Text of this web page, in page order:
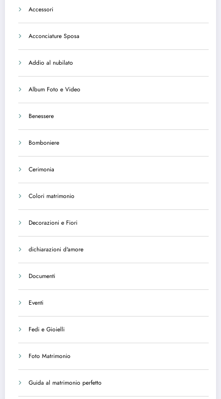
Accessori
Acconciature Sposa
Addio al nubilato
Album Foto e Video
Benessere
Bomboniere
Cerimonia
Colori matrimonio
Decorazioni e Fiori
dichiarazioni d'amore
Documenti
Eventi
Fedi e Gioielli
Foto Matrimonio
Guida al matrimonio perfetto